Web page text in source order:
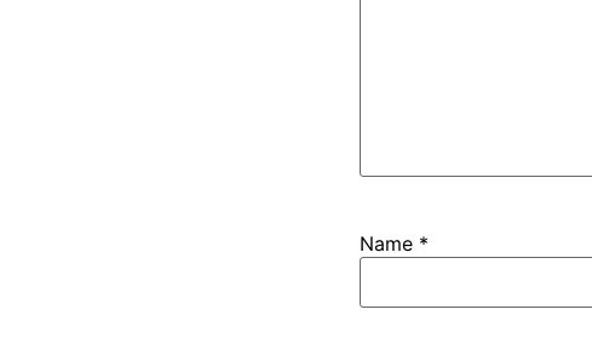
Name *